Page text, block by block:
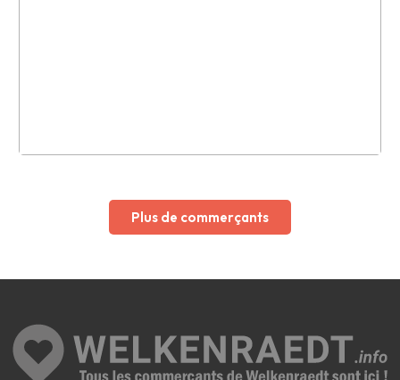
Plus de commerçants